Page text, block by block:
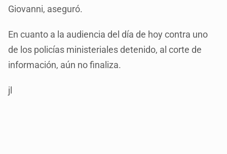
Giovanni, aseguró.
En cuanto a la audiencia del día de hoy contra uno
de los policías ministeriales detenido, al corte de
información, aún no finaliza.
jl